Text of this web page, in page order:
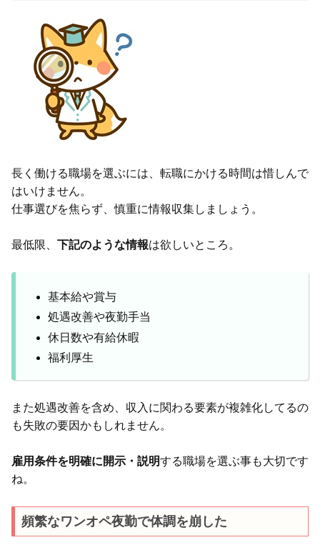
長く働ける職場を選ぶには、転職にかける時間は惜しんで
はいけません。
仕事選びを焦らず、慎重に情報収集しましょう。
最低限、 下記のような情報は欲しいところ。
基本給や賞与
処遇改善や夜勤手当
休日数や有給休暇
福利厚生
また処遇改善を含め、収入に関わる要素が複雑化してるの
も失敗の要因かもしれません。
雇用条件を明確に開示・説明する職場を選ぶ事も大切です
ね。
頻繁なワンオペ夜勤で体調を崩した